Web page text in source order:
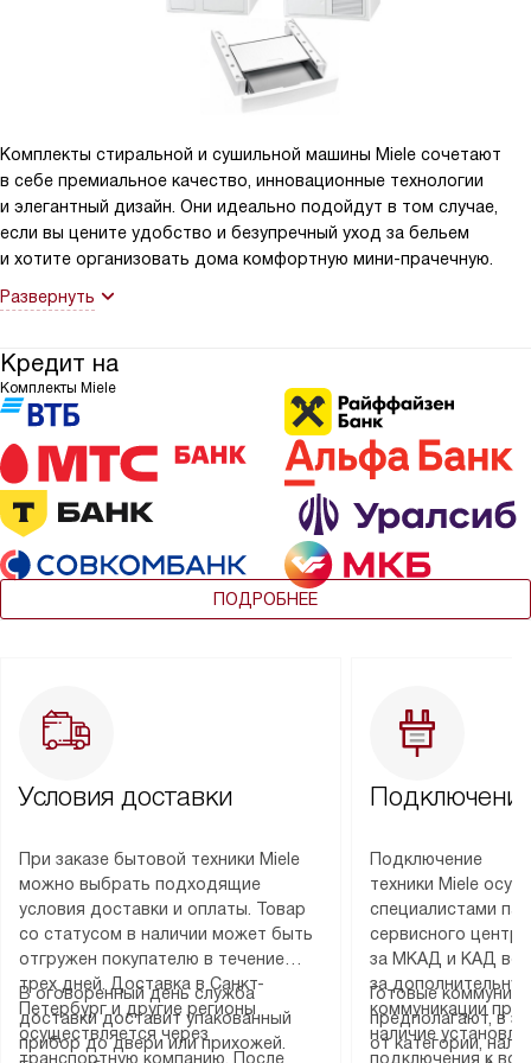
Комплекты стиральной и сушильной машины Miele сочетают
в себе премиальное качество, инновационные технологии
и элегантный дизайн. Они идеально подойдут в том случае,
если вы цените удобство и безупречный уход за бельем
и хотите организовать дома комфортную мини-прачечную.
Развернуть
Кредит на
Комплекты Miele
ПОДРОБНЕЕ
Условия доставки
При заказе бытовой техники Miele
можно выбрать подходящие
условия доставки и оплаты. Товар
со статусом в наличии может быть
отгружен покупателю в течение
трех дней. Доставка в Санкт-
Петербург и другие регионы
осуществляется через
транспортную компанию. После
В оговоренный день служба
доставки доставит упакованный
прибор до двери или прихожей.
Подключение
техники Miele
специалистами
сервисного
за МКАД и КАД
за
коммуникации
наличие
подключения к
Готовые
предполагают, в
от категории,